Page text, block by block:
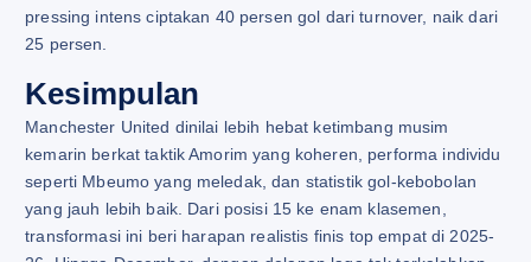
pressing intens ciptakan 40 persen gol dari turnover, naik dari
25 persen.
Kesimpulan
Manchester United dinilai lebih hebat ketimbang musim
kemarin berkat taktik Amorim yang koheren, performa individu
seperti Mbeumo yang meledak, dan statistik gol-kebobolan
yang jauh lebih baik. Dari posisi 15 ke enam klasemen,
transformasi ini beri harapan realistis finis top empat di 2025-